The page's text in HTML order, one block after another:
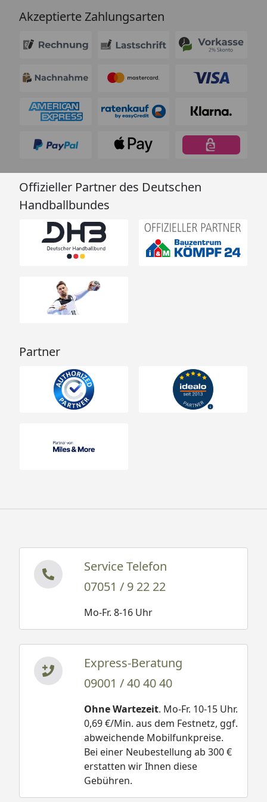
Akzeptierte Zahlungsarten
Offizieller Partner des Deutschen
Handballbundes
Partner
Service Telefon
07051 / 9 22 22
Mo-Fr. 8-16 Uhr
Express-Beratung
09001 / 40 40 40
Ohne Wartezeit. Mo-Fr. 10-15 Uhr.
0,69 €/Min. aus dem Festnetz, ggf.
abweichende Mobilfunkpreise.
Bei einer Neubestellung ab 300 €
erstatten wir Ihnen diese
Gebühren.